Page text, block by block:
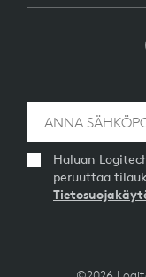
Haluan
peruuttaa